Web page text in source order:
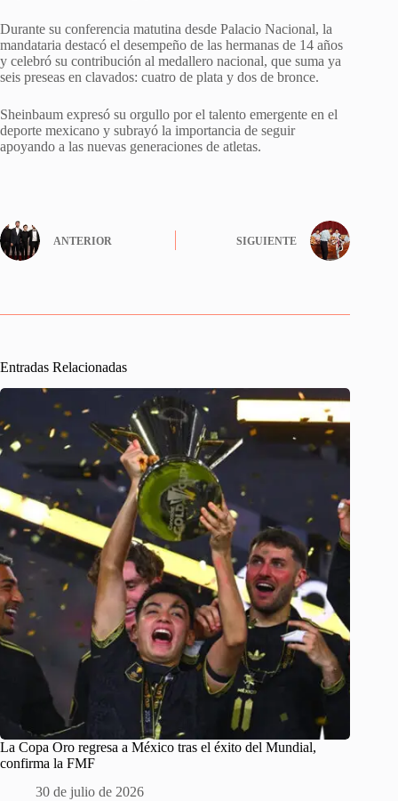
Durante su conferencia matutina desde Palacio Nacional, la
mandataria destacó el desempeño de las hermanas de 14 años
y celebró su contribución al medallero nacional, que suma ya
seis preseas en clavados: cuatro de plata y dos de bronce.
Sheinbaum expresó su orgullo por el talento emergente en el
deporte mexicano y subrayó la importancia de seguir
apoyando a las nuevas generaciones de atletas.
ANTERIOR SIGUIENTE
Entradas Relacionadas
La Copa Oro regresa a México tras el éxito del Mundial,
confirma la FMF
30 de julio de 2026